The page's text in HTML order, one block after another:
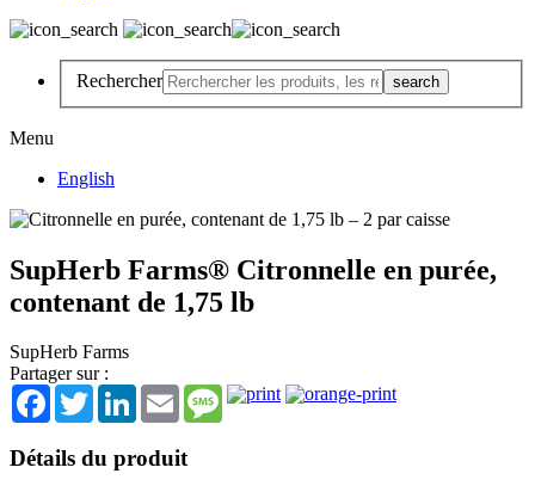
Rechercher
Menu
English
SupHerb Farms® Citronnelle en purée,
contenant de 1,75 lb
SupHerb Farms
Partager sur :
Facebook
TwitterLinkedInEmail Message
Détails du produit